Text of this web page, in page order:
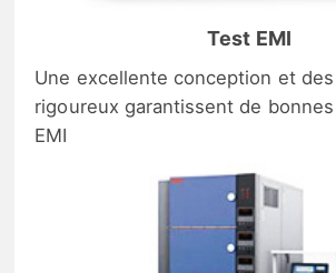
Test EMI
Une excellente conception et
rigoureux garantissent de
EMI